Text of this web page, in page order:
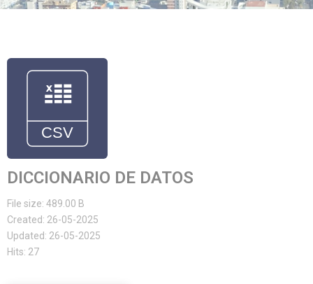
DICCIONARIO DE DATOS
File size: 489.00 B
Created: 26-05-2025
Updated: 26-05-2025
Hits: 27